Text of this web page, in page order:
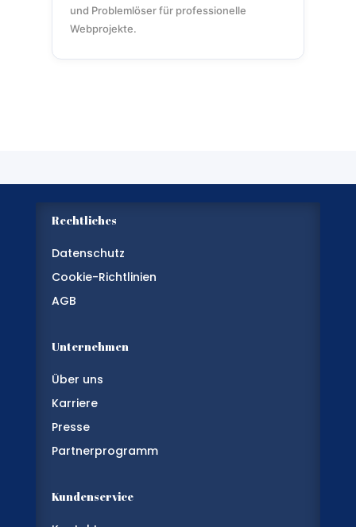
und Problemlöser für professionelle
Webprojekte.
Rechtliches
Datenschutz
Cookie-Richtlinien
AGB
Unternehmen
Über uns
Karriere
Presse
Partnerprogramm
Kundenservice